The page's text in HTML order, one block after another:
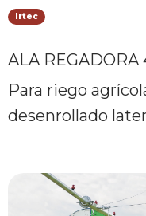
Irtec
ALA REGADORA
Para riego
desenrollado